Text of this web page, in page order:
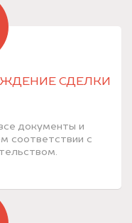
СДЕЛКИ
документы и
соответствии с